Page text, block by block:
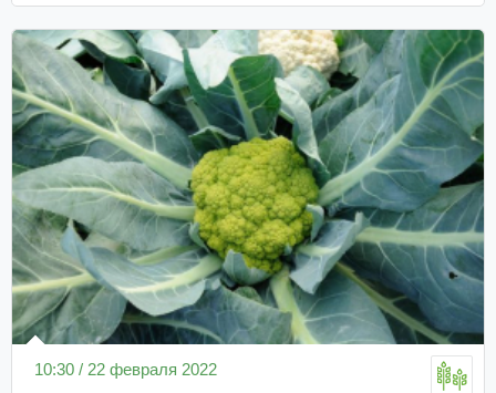
10:30 / 22 февраля 2022